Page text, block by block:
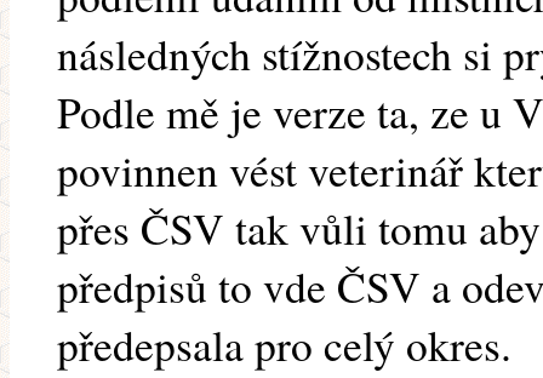
následných stížnostech si
Podle mě je verze ta, ze u
povinnen vést veterinář
přes ČSV tak vůli tomu
předpisů to vde ČSV a
předepsala pro celý okres.